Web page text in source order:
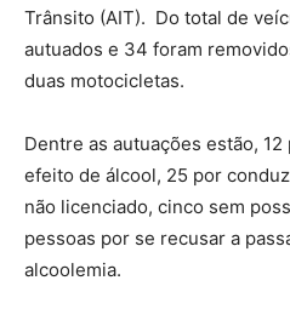
Trânsito (AIT). Do total de
autuados e 34 foram
duas motocicletas.
Dentre as autuações estão,
efeito de álcool, 25 por
não licenciado, cinco sem
pessoas por se recusar a
alcoolemia.